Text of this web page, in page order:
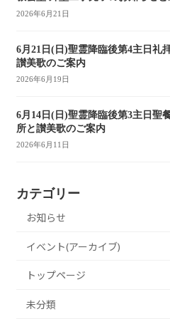
2026年6月21日
6月21日(日)聖霊降臨後第4主日礼
讃美歌のご案内
2026年6月19日
6月14日(日)聖霊降臨後第3主日聖
所と讃美歌のご案内
2026年6月11日
カテゴリー
お知らせ
イベント(アーカイブ)
トップページ
未分類